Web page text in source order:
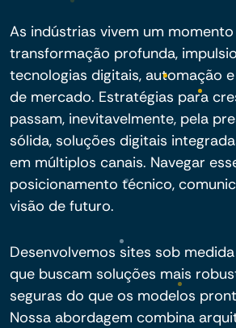
As indústrias vivem um
transformação profunda,
tecnologias digitais, automação
de mercado. Estratégias para
passam, inevitavelmente, pela
sólida, soluções digitais
em múltiplos canais. Navegar
posicionamento técnico,
visão de futuro.
Desenvolvemos sites sob
que buscam soluções mais
seguras do que os modelos
Nossa abordagem combina